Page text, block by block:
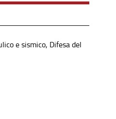
e sismico, Difesa del